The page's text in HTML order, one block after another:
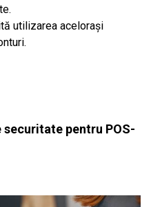
utilizarea acelorași
pentru POS-